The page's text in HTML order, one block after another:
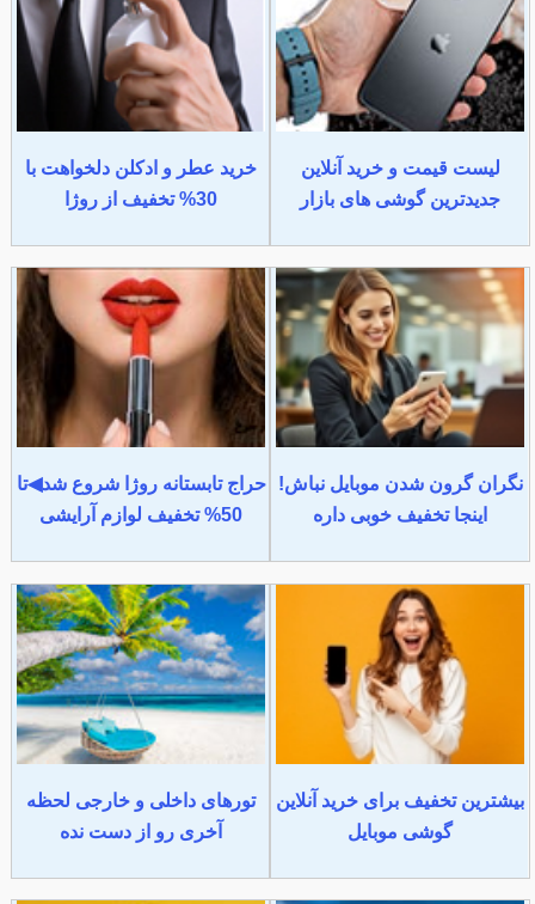
لیست قیمت و خرید آنلاین
جدیدترین گوشی های بازار
خرید عطر و ادکلن دلخواهت با
30% تخفیف از روژا
نگران گرون شدن موبایل نباش!
اینجا تخفیف خوبی داره
حراج تابستانه روژا شروع شد◀تا
50% تخفیف لوازم آرایشی
بیشترین تخفیف برای خرید آنلاین
گوشی موبایل
تورهای داخلی و خارجی لحظه
آخری رو از دست نده